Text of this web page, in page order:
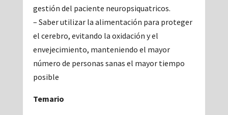
gestión del paciente neuropsiquatricos.
– Saber utilizar la alimentación para proteger
el cerebro, evitando la oxidación y el
envejecimiento, manteniendo el mayor
número de personas sanas el mayor tiempo
posible
Temario